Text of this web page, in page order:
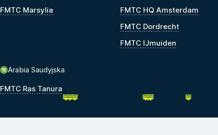
FMTC Marsylia
FMTC HQ Amsterdam
FMTC Dordrecht
FMTC IJmuiden
Arabia Saudyjska
FMTC Ras Tanura